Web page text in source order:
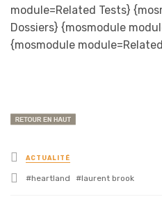
module=Related Tests}
Dossiers} {mosmodule
{mosmodule
Posted
in
ACTUALITÉ
Tagged
heartland laurent brook